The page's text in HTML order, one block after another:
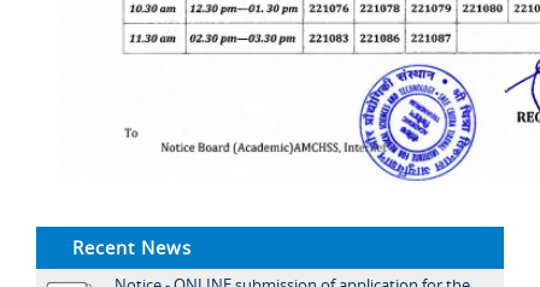
Recent News